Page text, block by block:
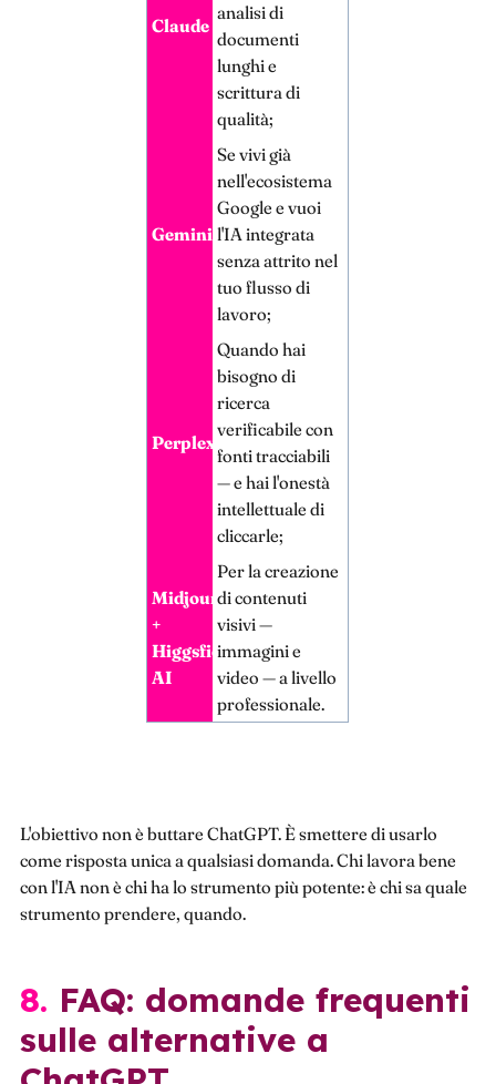
Claude
analisi di
documenti
lunghi e
scrittura di
qualità;
Gemini
Se vivi già
nell'ecosistema
Google e vuoi
l'IA integrata
senza attrito nel
tuo flusso di
lavoro;
Perplexity
Quando hai
bisogno di
ricerca
verificabile con
fonti tracciabili
— e hai l'onestà
intellettuale di
cliccarle;
Midjournet
+
Higgsfield
AI
Per la creazione
di contenuti
visivi —
immagini e
video — a livello
professionale.
L'obiettivo non è buttare ChatGPT. È smettere di usarlo
come risposta unica a qualsiasi domanda. Chi lavora bene
con l'IA non è chi ha lo strumento più potente: è chi sa quale
strumento prendere, quando.
8. FAQ: domande frequenti
sulle alternative a